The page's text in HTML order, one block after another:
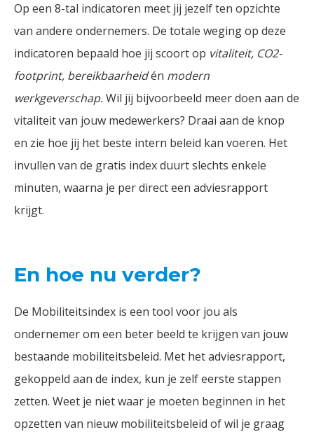
Op een 8-tal indicatoren meet jij jezelf ten opzichte
van andere ondernemers. De totale weging op deze
indicatoren bepaald hoe jij scoort op vitaliteit, CO2-
footprint, bereikbaarheidén modern
werkgeverschap.Wil jij bijvoorbeeld meer doen aan de
vitaliteit van jouw medewerkers? Draai aan de knop
en zie hoe jij het beste intern beleid kan voeren. Het
invullen van de gratis index duurt slechts enkele
minuten, waarna je per direct een adviesrapport
krijgt.
En hoe nu verder?
De Mobiliteitsindex is een tool voor jou als
ondernemer om een beter beeld te krijgen van jouw
bestaande mobiliteitsbeleid. Met het adviesrapport,
gekoppeld aan de index, kun je zelf eerste stappen
zetten. Weet je niet waar je moeten beginnen in het
opzetten van nieuw mobiliteitsbeleid of wil je graag